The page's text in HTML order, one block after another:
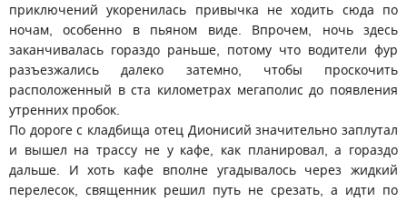
приключений укоренилась привычка не ходить сюда по
ночам, особенно в пьяном виде. Впрочем, ночь здесь
заканчивалась гораздо раньше, потому что водители фур
разъезжались далеко затемно, чтобы проскочить
расположенный в ста километрах мегаполис до появления
утренних пробок.
По дороге с кладбища отец Дионисий значительно заплутал
и вышел на трассу не у кафе, как планировал, а гораздо
дальше. И хоть кафе вполне угадывалось через жидкий
перелесок, священник решил путь не срезать, а идти по